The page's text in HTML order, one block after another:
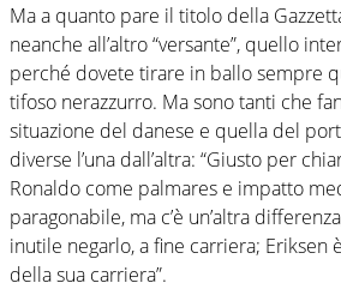
Ma a quanto pare il titolo della
neanche all’altro “versante”, quello
perché dovete tirare in ballo sempre
tifoso nerazzurro. Ma sono tanti che
situazione del danese e quella del
diverse l’una dall’altra: “Giusto per
Ronaldo come palmares e impatto
paragonabile, ma c’è un’altra
inutile negarlo, a fine carriera; Eriksen
della sua carriera”.